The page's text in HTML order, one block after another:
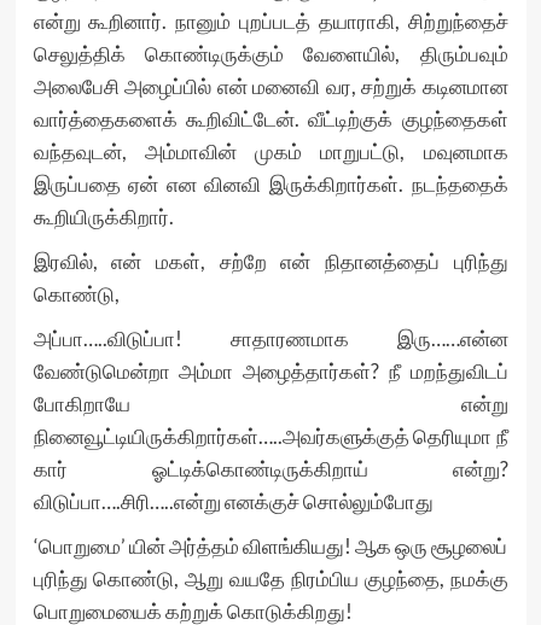
என்று கூறினார். நானும் புறப்படத் தயாராகி, சிற்றுந்தைச்
செலுத்திக் கொண்டிருக்கும் வேளையில், திரும்பவும்
அலைபேசி அழைப்பில் என் மனைவி வர, சற்றுக் கடினமான
வார்த்தைகளைக் கூறிவிட்டேன். வீட்டிற்குக் குழந்தைகள்
வந்தவுடன், அம்மாவின் முகம் மாறுபட்டு, மவுனமாக
இருப்பதை ஏன் என வினவி இருக்கிறார்கள். நடந்ததைக்
கூறியிருக்கிறார்.
இரவில், என் மகள், சற்றே என் நிதானத்தைப் புரிந்து
கொண்டு,
அப்பா…..விடுப்பா! சாதாரணமாக இரு……என்ன
வேண்டுமென்றா அம்மா அழைத்தார்கள்? நீ மறந்துவிடப்
போகிறாயே என்று
நினைவூட்டியிருக்கிறார்கள்…..அவர்களுக்குத் தெரியுமா நீ
கார் ஓட்டிக்கொண்டிருக்கிறாய் என்று?
விடுப்பா….சிரி…..என்று எனக்குச் சொல்லும்போது
‘பொறுமை’ யின் அர்த்தம் விளங்கியது! ஆக ஒரு சூழலைப்
புரிந்து கொண்டு, ஆறு வயதே நிரம்பிய குழந்தை, நமக்கு
பொறுமையைக் கற்றுக் கொடுக்கிறது!